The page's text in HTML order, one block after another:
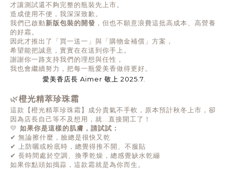
才讓測試還不夠完整的瓶裝先上市。
造成使用不便，我深深致歉。
我們已啟動新版包裝的開發 ，但也不願意浪費這批高成本、高營養
的好霜。
因此才推出了「買一送一」與「購物金補償」方案，
希望能把誠意，實實在在送到你手上。
謝謝你一路支持我們的理想與任性，
我也會繼續努力，把每一瓶愛美香做得更好。
愛美香店長 Aimer 敬上 2025.7.
🌿橙光精萃珍珠霜
這款【橙光精萃珍珠霜】成分貴氣不手軟，原本預計秋冬上市，卻
因為店長自己等不及想用，就...直接開工了！
💛 如果你是這樣的肌膚，請試試：
✔ 無論擦什麼，臉總是很快又乾
✔
上防曬或粉底時，總覺得推不開、不服貼
✔ 長時間處於空調、換季乾燥，總感覺缺水乾繃
如果你點頭如搗蒜，這款霜就是為你而生。